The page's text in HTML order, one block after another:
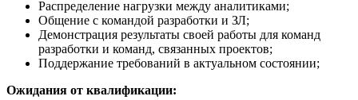
Распределение нагрузки между аналитиками;
Общение с командой разработки и ЗЛ;
Демонстрация результаты своей работы для команд
разработки и команд, связанных проектов;
Поддержание требований в актуальном состоянии;
Ожидания от квалификации: